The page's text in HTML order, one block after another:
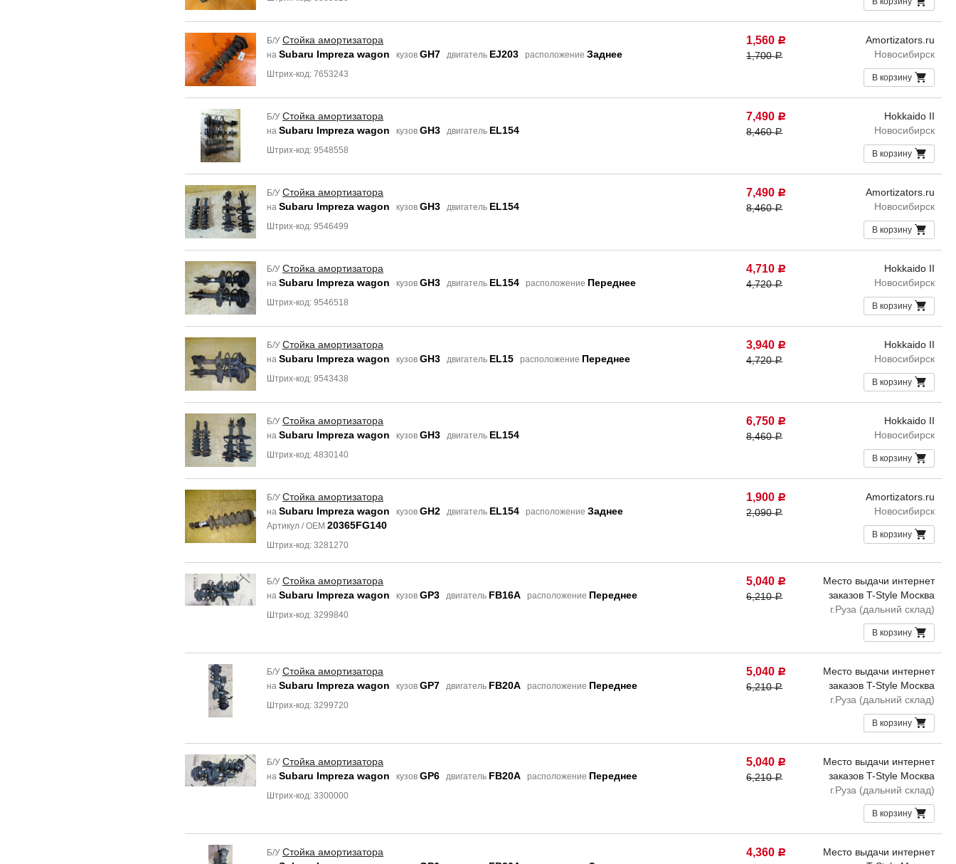
Б/У Стойка амортизатора
на Subaru Impreza wagon кузов GH7 двигатель EJ203 расположение Заднее
Штрих-код: 7653243
1,560 Р
1,700Р
Amortizators.ru
Новосибирск
В корзину
Б/У Стойка амортизатора
на Subaru Impreza wagon кузов GH3 двигатель EL154
Штрих-код: 9548558
7,490 Р
8,460Р
Hokkaido II
Новосибирск
В корзину
Б/У Стойка амортизатора
на Subaru Impreza wagon кузов GH3 двигатель EL154
Штрих-код: 9546499
7,490 Р
8,460Р
Amortizators.ru
Новосибирск
В корзину
Б/У Стойка амортизатора
на Subaru Impreza wagon кузов GH3 двигатель EL154 расположение Переднее
Штрих-код: 9546518
4,710 Р
4,720Р
Hokkaido II
Новосибирск
В корзину
Б/У Стойка амортизатора
на Subaru Impreza wagon кузов GH3 двигатель EL15 расположение Переднее
Штрих-код: 9543438
3,940 Р
4,720Р
Hokkaido II
Новосибирск
В корзину
Б/У Стойка амортизатора
на Subaru Impreza wagon кузов GH3 двигатель EL154
Штрих-код: 4830140
6,750 Р
8,460Р
Hokkaido II
Новосибирск
В корзину
Б/У Стойка амортизатора
на Subaru Impreza wagon кузов GH2 двигатель EL154 расположение Заднее
Артикул / OEM 20365FG140
Штрих-код: 3281270
1,900 Р
2,090Р
Amortizators.ru
Новосибирск
В корзину
Б/У Стойка амортизатора
на Subaru Impreza wagon кузов GP3 двигатель FB16A расположение Переднее
Штрих-код: 3299840
5,040 Р
6,210Р
Место выдачи интернет
заказов T-Style Москва
г.Руза (дальний склад)
В корзину
Б/У Стойка амортизатора
на Subaru Impreza wagon кузов GP7 двигатель FB20A расположение Переднее
Штрих-код: 3299720
5,040 Р
6,210Р
Место выдачи интернет
заказов T-Style Москва
г.Руза (дальний склад)
В корзину
Б/У Стойка амортизатора
на Subaru Impreza wagon кузов GP6 двигатель FB20A расположение Переднее
Штрих-код: 3300000
5,040 Р
6,210Р
Место выдачи интернет
заказов T-Style Москва
г.Руза (дальний склад)
В корзину
Б/У Стойка амортизатора 4,360 Р
Место выдачи интернет